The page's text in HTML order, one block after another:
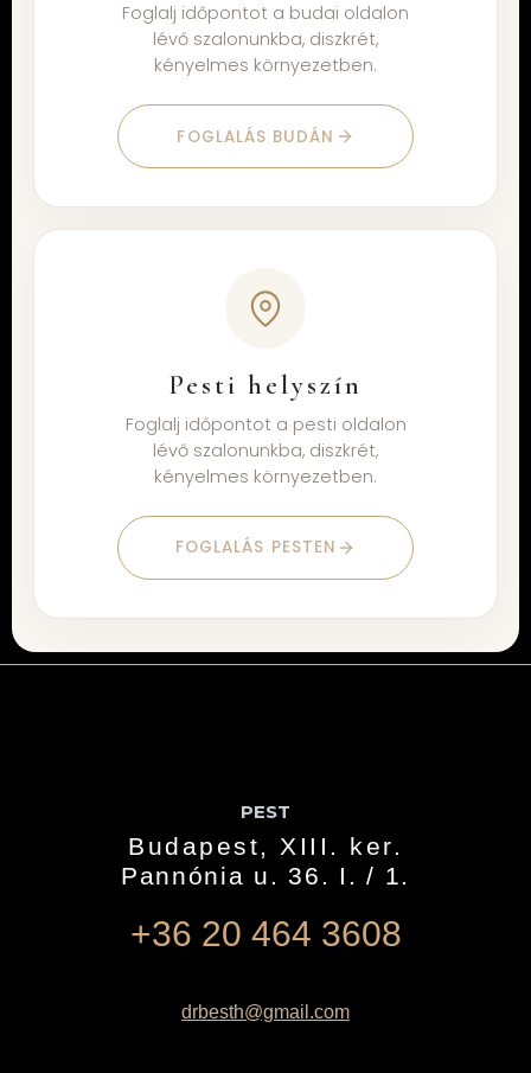
Foglalj időpontot a budai oldalon
lévő szalonunkba, diszkrét,
kényelmes környezetben.
FOGLALÁS BUDÁN
Pesti helyszín
Foglalj időpontot a pesti oldalon
lévő szalonunkba, diszkrét,
kényelmes környezetben.
FOGLALÁS PESTEN
PEST
Budapest, XIII. ker.
Pannónia u. 36. I. / 1.
+36 20 464 3608
drbesth@gmail.com